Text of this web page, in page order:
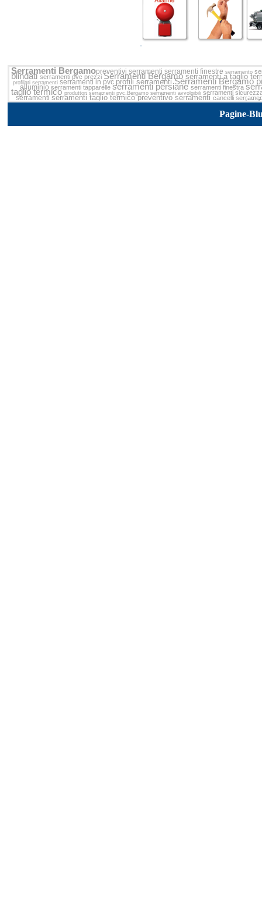
Serramenti Bergamopreventivi serramenti serramenti finestre serramento
blindatiserramenti pvc prezzi Serramenti Bergamo serramenti a taglio
profilati serramenti serramenti in pvc profili serramentiSerramenti Bergamo
alluminio serramenti tapparelle serramenti persianeserramenti finestra
taglio termicoproduttori serramenti pvc Bergamo serramenti avvolgibili serramenti
serramenti serramenti taglio termicopreventivo serramenticancelli
Serramenti serramenti inferriateserramenti alluminiorivenditori serramentiserramenti
serramenti in alluminio
prezzi serramenti
Pagine-